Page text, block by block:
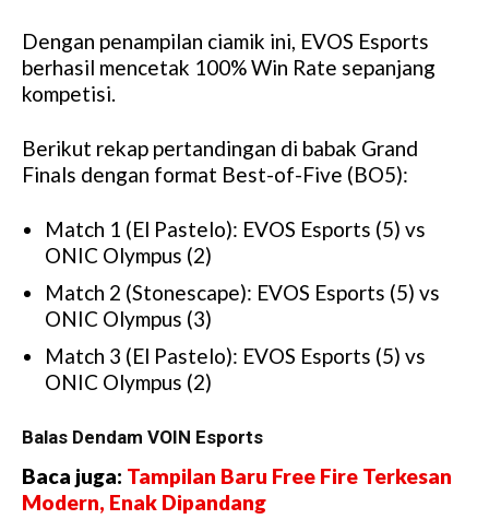
Dengan penampilan ciamik ini, EVOS Esports
berhasil mencetak 100% Win Rate sepanjang
kompetisi.
Berikut rekap pertandingan di babak Grand
Finals dengan format Best-of-Five (BO5):
Match 1 (El Pastelo): EVOS Esports (5) vs
ONIC Olympus (2)
Match 2 (Stonescape): EVOS Esports (5) vs
ONIC Olympus (3)
Match 3 (El Pastelo): EVOS Esports (5) vs
ONIC Olympus (2)
Balas Dendam VOIN Esports
Baca juga: Tampilan Baru Free Fire Terkesan
Modern, Enak Dipandang